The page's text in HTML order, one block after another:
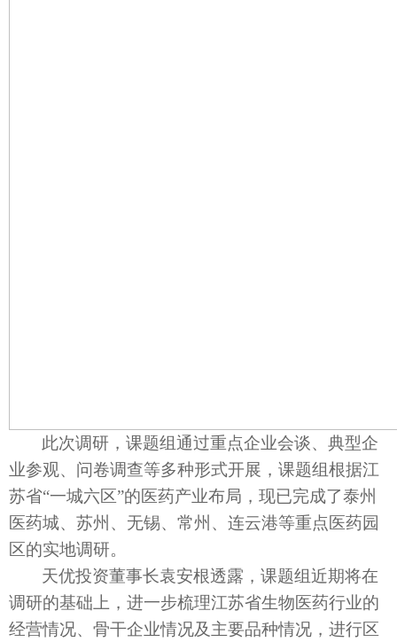
此次调研，课题组通过重点企业会谈、典型企
业参观、问卷调查等多种形式开展，课题组根据江
苏省“一城六区”的医药产业布局，现已完成了泰州
医药城、苏州、无锡、常州、连云港等重点医药园
区的实地调研。
天优投资董事长袁安根透露，课题组近期将在
调研的基础上，进一步梳理江苏省生物医药行业的
经营情况、骨干企业情况及主要品种情况，进行区